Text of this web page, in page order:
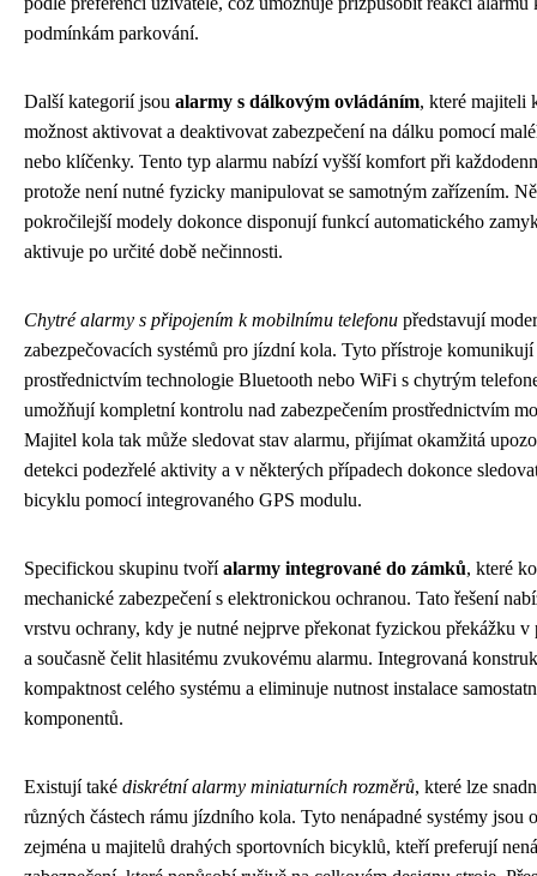
podmínkám parkování.
Další kategorií jsou alarmy s dálkovým ovládáním, které majiteli
možnost aktivovat a deaktivovat zabezpečení na dálku pomocí
nebo klíčenky. Tento typ alarmu nabízí vyšší komfort při
protože není nutné fyzicky manipulovat se samotným zařízením.
pokročilejší modely dokonce disponují funkcí automatického
aktivuje po určité době nečinnosti.
Chytré alarmy s připojením k mobilnímu telefonu představují
zabezpečovacích systémů pro jízdní kola. Tyto přístroje komunikují
prostřednictvím technologie Bluetooth nebo WiFi s chytrým
umožňují kompletní kontrolu nad zabezpečením prostřednictvím
Majitel kola tak může sledovat stav alarmu, přijímat okamžitá
detekci podezřelé aktivity a v některých případech dokonce
bicyklu pomocí integrovaného GPS modulu.
Specifickou skupinu tvoříalarmy integrované do zámků, které
mechanické zabezpečení s elektronickou ochranou. Tato řešení
vrstvu ochrany, kdy je nutné nejprve překonat fyzickou překážku v
a současně čelit hlasitému zvukovému alarmu. Integrovaná
kompaktnost celého systému a eliminuje nutnost instalace
komponentů.
Existují také diskrétní alarmy miniaturních rozměrů, které lze
různých částech rámu jízdního kola. Tyto nenápadné systémy jsou
zejména u majitelů drahých sportovních bicyklů, kteří preferují